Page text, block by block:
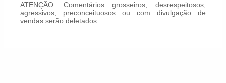
ATENÇÃO: Comentários grosseiros, desrespeitosos,
agressivos, preconceituosos ou com divulgação de
vendas serão deletados.